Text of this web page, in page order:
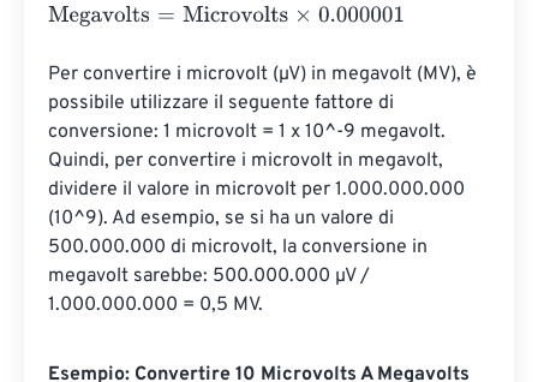
Megavolts= Microvolts×0.000001
Per convertire i microvolt (µV) in megavolt (MV), è
possibile utilizzare il seguente fattore di
conversione: 1 microvolt = 1 x 10^-9 megavolt.
Quindi, per convertire i microvolt in megavolt,
dividere il valore in microvolt per 1.000.000.000
(10^9). Ad esempio, se si ha un valore di
500.000.000 di microvolt, la conversione in
megavolt sarebbe: 500.000.000 µV /
1.000.000.000 = 0,5 MV.
Esempio: Convertire 10 Microvolts A Megavolts